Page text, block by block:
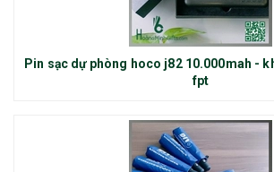
Pin sạc dự phòng hoco j82 10.000mah -
fpt